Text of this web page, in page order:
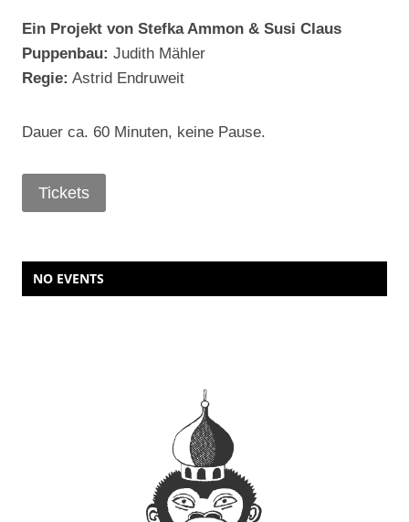
Ein Projekt von Stefka Ammon & Susi Claus
Puppenbau: Judith Mähler
Regie: Astrid Endruweit
Dauer ca. 60 Minuten, keine Pause.
Tickets
NO EVENTS